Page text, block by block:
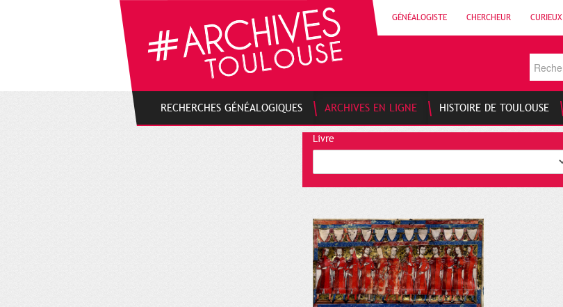
GÉNÉALOGISTE CHERCHEUR CURIEUX
RECHERCHES GÉNÉALOGIQUES ARCHIVES EN LIGNE HISTOIRE DE TOULOUSE
Livre
Gestion de vos préférences sur les cookies